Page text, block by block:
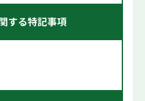
する特記事項